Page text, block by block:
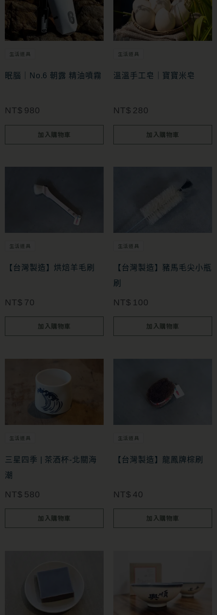
生活道具
眠腦｜No.6 朝露 精油噴霧
NT$ 980
加入購物車
生活道具
溫溫手工皂｜寶寶米皂
NT$ 280
加入購物車
生活道具
【台灣製造】烘焙羊毛刷
NT$ 70
加入購物車
生活道具
【台灣製造】豬馬毛尖小瓶
刷
NT$ 100
加入購物車
生活道具
三星四季 | 茶酒杯-北關海
潮
NT$ 580
加入購物車
生活道具
【台灣製造】龍鳳牌棕刷
NT$ 40
加入購物車